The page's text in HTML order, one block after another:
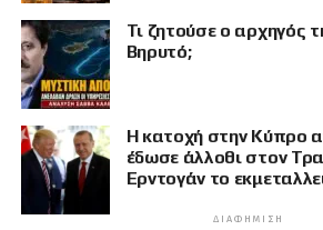
Τι ζητούσε ο αρχηγός
Βηρυτό;
Η κατοχή στην Κύπρο
έδωσε άλλοθι στον
Ερντογάν το
ΔΙΑΦΉΜΙΣΗ